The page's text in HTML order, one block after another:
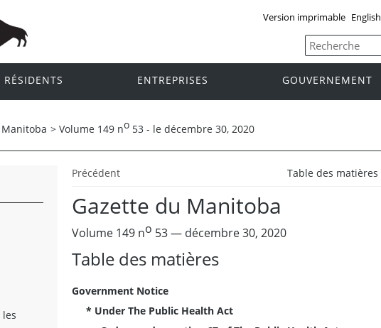
Version imprimable English
RÉSIDENTS ENTREPRISES GOUVERNEMENT
> Volume 149 no 53 - le décembre 30, 2020
Précédent Table des matières
Gazette du Manitoba
Volume 149 no 53 — décembre 30, 2020
Table des matières
Government Notice
* Under The Public Health Act